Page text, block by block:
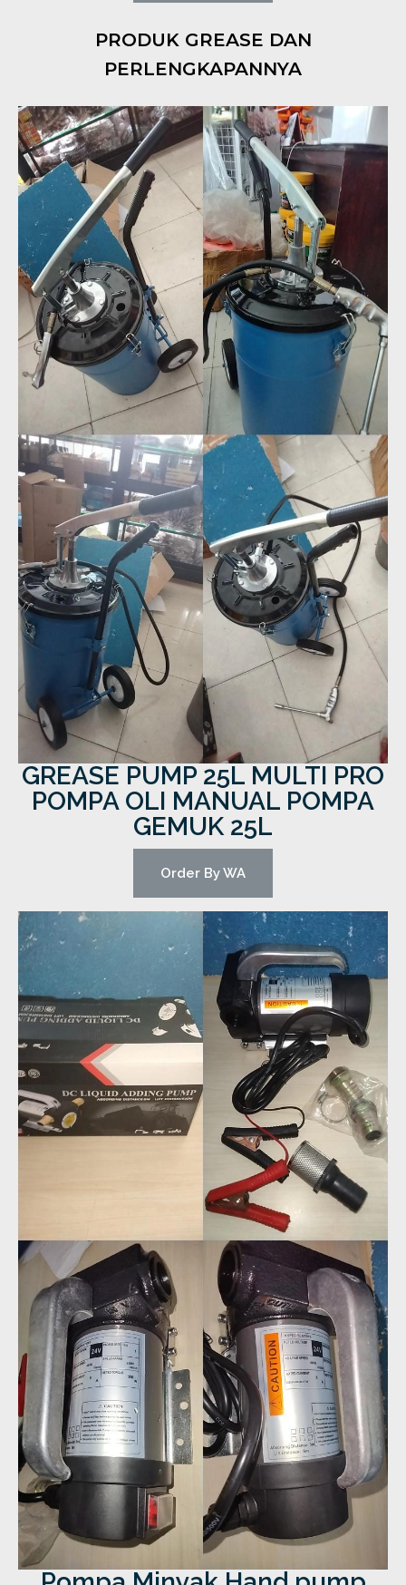
PRODUK GREASE DAN
PERLENGKAPANNYA
GREASE PUMP 25L MULTI PRO
POMPA OLI MANUAL POMPA
GEMUK 25L
Order By WA